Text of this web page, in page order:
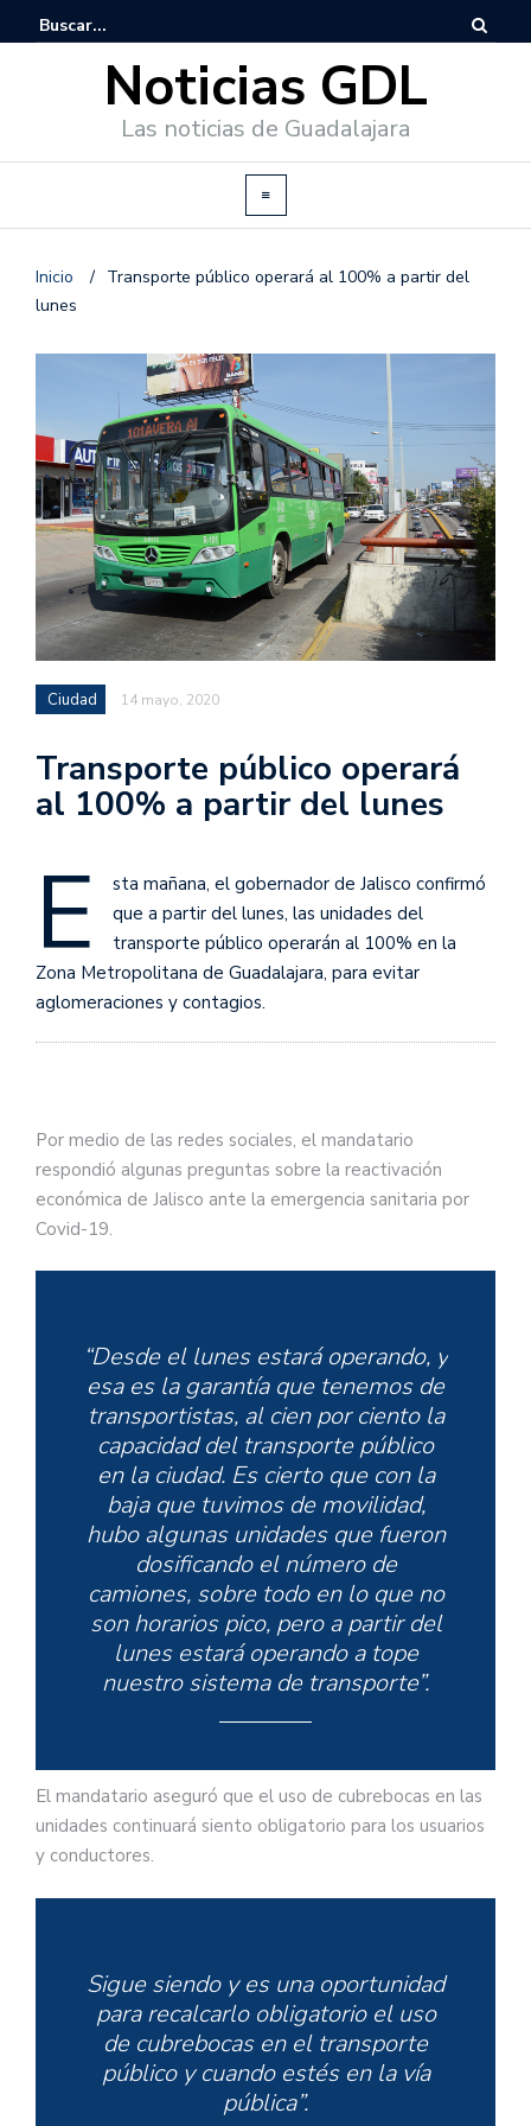
Noticias GDL
Las noticias de Guadalajara
Inicio / Transporte público operará al 100% a partir del
lunes
Ciudad 14 mayo, 2020
Transporte público operará
al 100% a partir del lunes
E
sta mañana, el gobernador de Jalisco confirmó
que a partir del lunes, las unidades del
transporte público operarán al 100% en la
Zona Metropolitana de Guadalajara, para evitar
aglomeraciones y contagios.
Por medio de las redes sociales, el mandatario
respondió algunas preguntas sobre la reactivación
económica de Jalisco ante la emergencia sanitaria por
Covid-19.
“Desde el lunes estará operando, y
esa es la garantía que tenemos de
transportistas, al cien por ciento la
capacidad del transporte público
en la ciudad. Es cierto que con la
baja que tuvimos de movilidad,
hubo algunas unidades que fueron
dosificando el número de
camiones, sobre todo en lo que no
son horarios pico, pero a partir del
lunes estará operando a tope
nuestro sistema de transporte”.
El mandatario aseguró que el uso de cubrebocas en las
unidades continuará siento obligatorio para los usuarios
y conductores.
Sigue siendo y es una oportunidad
para recalcarlo obligatorio el uso
de cubrebocas en el transporte
público y cuando estés en la vía
pública”.